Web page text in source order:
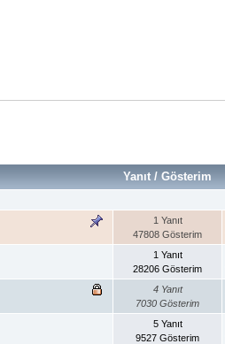
Yanıt/ Gösterim
1 Yanıt
47808 Gösterim
1 Yanıt
28206 Gösterim
4 Yanıt
7030 Gösterim
5 Yanıt
9527 Gösterim